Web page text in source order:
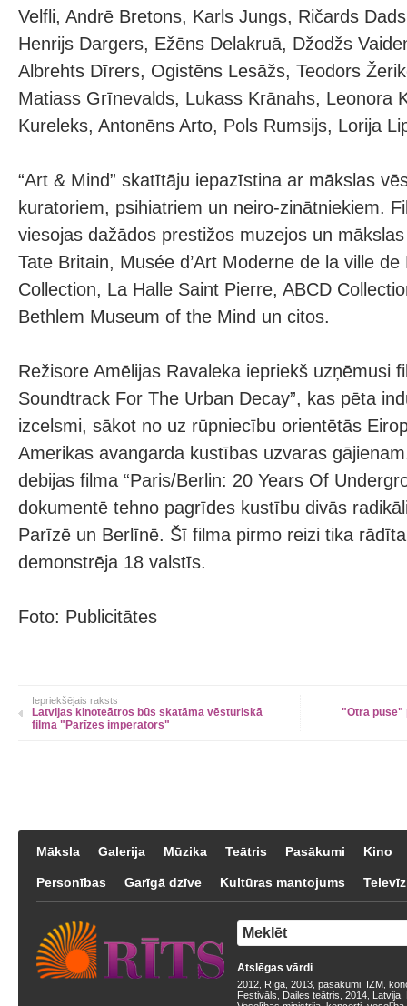
Velfli, Andrē Bretons, Karls Jungs, Ričards
Henrijs Dargers, Ežēns Delakruā, Džodžs
Albrehts Dīrers, Ogistēns Lesāžs, Teodors
Matiass Grīnevalds, Lukass Krānahs, Leonora
Kureleks, Antonēns Arto, Pols Rumsijs, Lorija
“Art & Mind” skatītāju iepazīstina ar mākslas
kuratoriem, psihiatriem un neiro-zinātniekiem.
viesojas dažādos prestižos muzejos un
Tate Britain, Musée d’Art Moderne de la ville
Collection, La Halle Saint Pierre, ABCD
Bethlem Museum of the Mind un citos.
Režisore Amēlijas Ravaleka iepriekš uzņēmusi
Soundtrack For The Urban Decay”, kas pēta
izcelsmi, sākot no uz rūpniecību orientētās
Amerikas avangarda kustības uzvaras
debijas filma “Paris/Berlin: 20 Years Of
dokumentē tehno pagrīdes kustību divās
Parīzē un Berlīnē. Šī filma pirmo reizi tika
demonstrēja 18 valstīs.
Foto: Publicitātes
Iepriekšējais raksts
Latvijas kinoteātros būs skatāma vēsturiskā
filma "Parīzes imperators"
"Otra puse"
Māksla Galerija Mūzika Teātris Pasākumi Kino
Personības Garīgā dzīve Kultūras mantojums
Atslēgas vārdi
2012 Rīga 2013 pasākumi IZM
Festivāls
Dailes teātris 2014 Latvija